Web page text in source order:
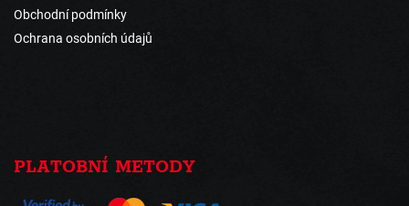
Obchodní podmínky
Ochrana osobních údajů
PLATOBNÍ METODY